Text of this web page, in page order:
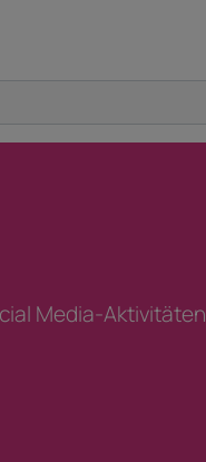
Media-Aktivitäten